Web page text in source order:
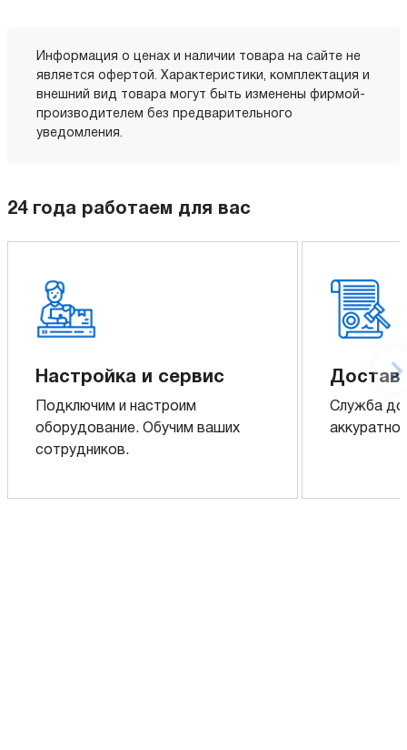
Информация о ценах и наличии товара на сайте не
является офертой. Характеристики, комплектация и
внешний вид товара могут быть изменены фирмой-
производителем без предварительного
уведомления.
24 года работаем для вас
Настройка и сервис
Подключим и настроим
оборудование. Обучим ваших
сотрудников.
Служба
аккуратно